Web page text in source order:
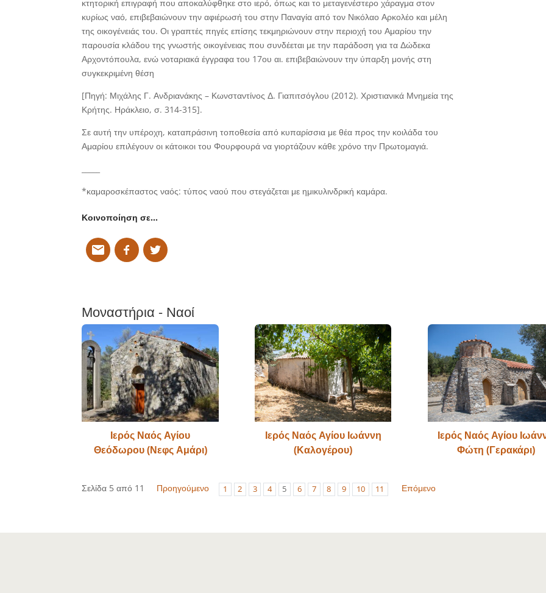
κτητορική επιγραφή που αποκαλύφθηκε στο ιερό, όπως και το μεταγενέστερο χάραγμα στον
κυρίως ναό, επιβεβαιώνουν την αφιέρωσή του στην Παναγία από τον Νικόλαο Αρκολέο και μέλη
της οικογένειάς του. Οι γραπτές πηγές επίσης τεκμηριώνουν στην περιοχή του Αμαρίου την
παρουσία κλάδου της γνωστής οικογένειας που συνδέεται με την παράδοση για τα Δώδεκα
Αρχοντόπουλα, ενώ νοταριακά έγγραφα του 17ου αι. επιβεβαιώνουν την ύπαρξη μονής στη
συγκεκριμένη θέση
[Πηγή: Μιχάλης Γ. Ανδριανάκης – Κωνσταντίνος Δ. Γιαπιτσόγλου (2012). Χριστιανικά Μνημεία της
Κρήτης. Ηράκλειο, σ. 314-315].
Σε αυτή την υπέροχη, καταπράσινη τοποθεσία από κυπαρίσσια με θέα προς την κοιλάδα του
Αμαρίου επιλέγουν οι κάτοικοι του Φουρφουρά να γιορτάζουν κάθε χρόνο την Πρωτομαγιά.
*καμαροσκέπαστος ναός: τύπος ναού που στεγάζεται με ημικυλινδρική καμάρα.
Κοινοποίηση σε…
Μοναστήρια - Ναοί
Ιερός Ναός Αγίου
Θεόδωρου (Νεφς Αμάρι)
Ιερός Ναός Αγίου Ιωάννη
(Καλογέρου)
Ιερός Ναός Αγίου
Φώτη (Γερακάρι)
Σελίδα 5 από 11 Προηγούμενο 1 2 3 4 5 6 7 8 9 10 11 Επόμενο